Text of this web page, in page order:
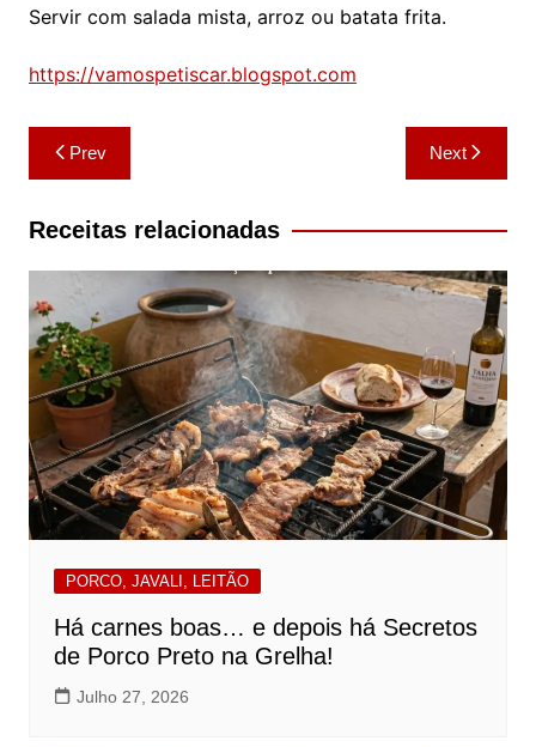
Servir com salada mista, arroz ou batata frita.
https://vamospetiscar.blogspot.com
Navegação
de
artigos
Prev Next
Receitas relacionadas
PORCO, JAVALI, LEITÃO
Há carnes boas… e depois há Secretos
de Porco Preto na Grelha!
Julho 27, 2026